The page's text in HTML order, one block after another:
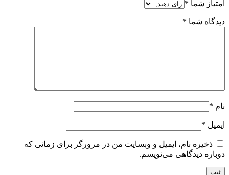
شما*
شما*
*
*
ذخیره نام، ایمیل و وبسایت من در مرورگر برای زمانی که
دیدگاهی می‌نویسم.